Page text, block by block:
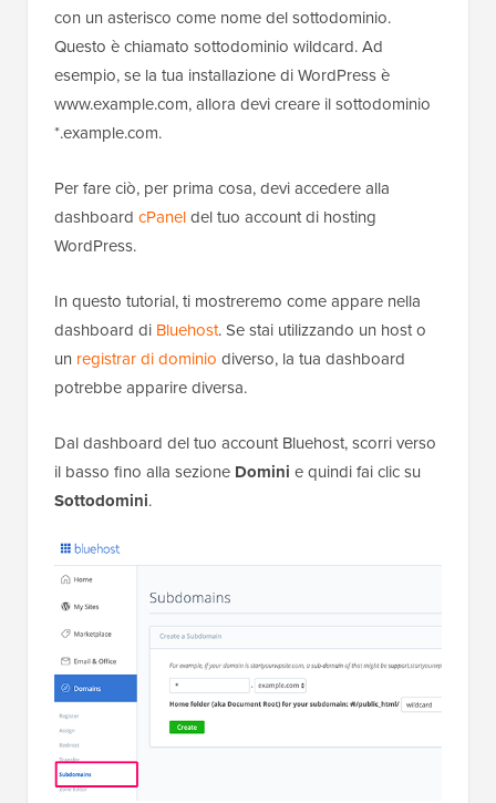
con un asterisco come nome del sottodominio.
Questo è chiamato sottodominio wildcard. Ad
esempio, se la tua installazione di WordPress è
www.example.com, allora devi creare il sottodominio
*.example.com.
Per fare ciò, per prima cosa, devi accedere alla
dashboard cPaneldel tuo account di hosting
WordPress.
In questo tutorial, ti mostreremo come appare nella
dashboard di Bluehost. Se stai utilizzando un host o
un registrar di dominio diverso, la tua dashboard
potrebbe apparire diversa.
Dal dashboard del tuo account Bluehost, scorri verso
il basso fino alla sezione Domini e quindi fai clic su
Sottodomini.